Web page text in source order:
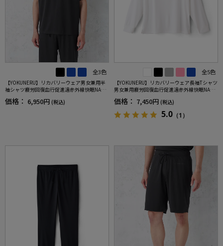
全3色
【YOKUNERU】リカバリーウェア男女兼用半
袖シャツ疲労回復血行促進遠赤外線快眠NANO
MIX(R)【一般医療機器】SS～LLサイズ
価格： 6,950円 (税込)
全5色
【YOKUNERU】リカバリーウェア長袖Tシャツ
男女兼用疲労回復血行促進遠赤外線快眠NANO
MIX(R)【一般医療機器】SS～LLサイズ
価格： 7,450円 (税込)
5.0 （1）